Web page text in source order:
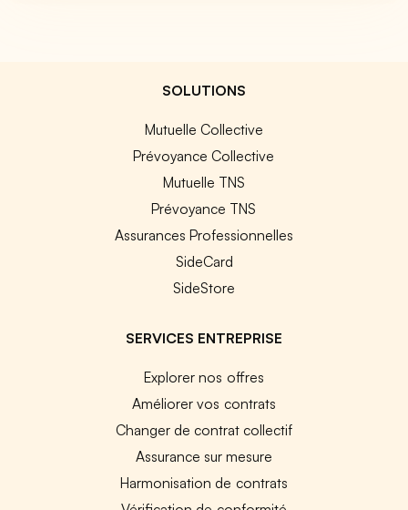
SOLUTIONS
Mutuelle Collective
Prévoyance Collective
Mutuelle TNS
Prévoyance TNS
Assurances Professionnelles
SideCard
SideStore
SERVICES ENTREPRISE
Explorer nos offres
Améliorer vos contrats
Changer de contrat collectif
Assurance sur mesure
Harmonisation de contrats